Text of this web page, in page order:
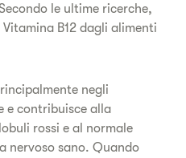
le ultime ricerche,
B12 dagli alimenti
negli
e contribuisce alla
rossi e al normale
nervoso sano. Quando